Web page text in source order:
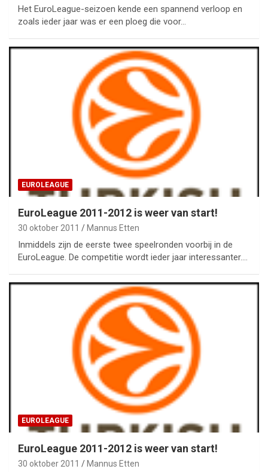
Het EuroLeague-seizoen kende een spannend verloop en
zoals ieder jaar was er een ploeg die voor…
EUROLEAGUE
EuroLeague 2011-2012 is weer van start!
30 oktober 2011 Mannus Etten
Inmiddels zijn de eerste twee speelronden voorbij in de
EuroLeague. De competitie wordt ieder jaar interessanter.…
EUROLEAGUE
EuroLeague 2011-2012 is weer van start!
30 oktober 2011 Mannus Etten